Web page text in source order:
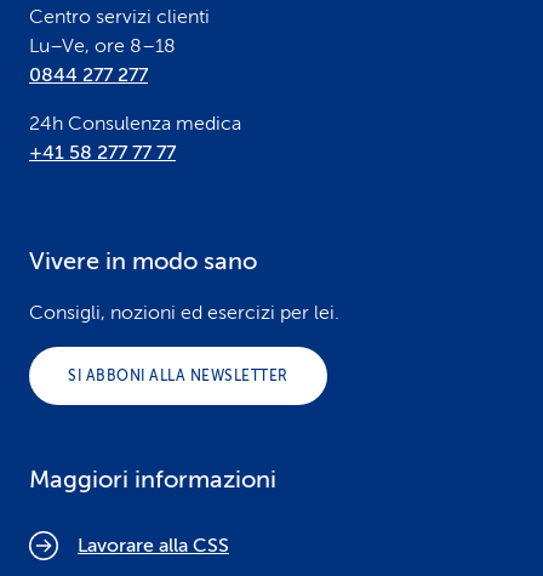
Centro servizi clienti
Lu–Ve, ore 8–18
0844 277 277
24h Consulenza medica
+41 58 277 77 77
Vivere in modo sano
Consigli, nozioni ed esercizi per lei.
SI ABBONI ALLA NEWSLETTER
Maggiori informazioni
Lavorare alla CSS